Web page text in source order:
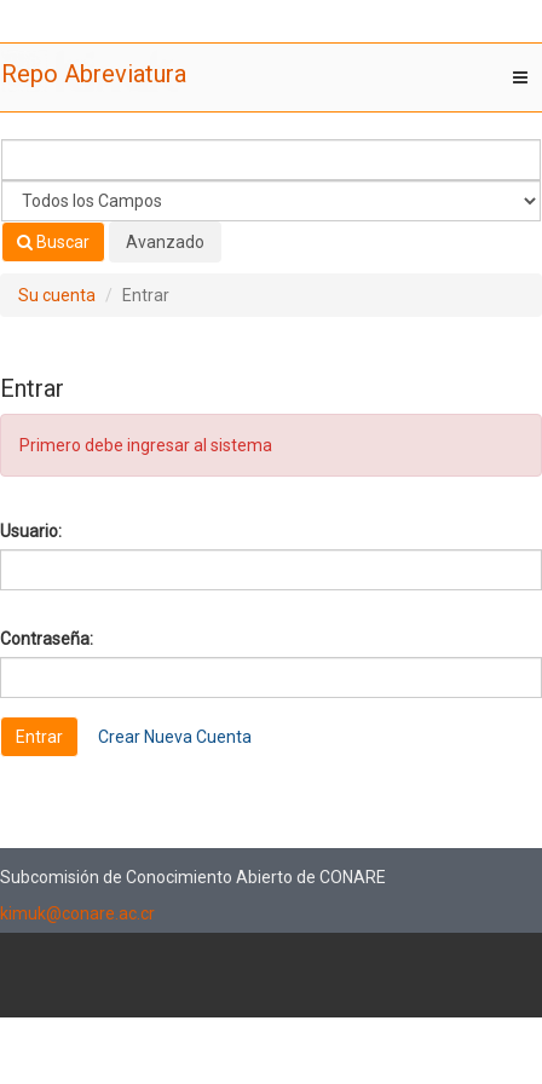
Repo Abreviatura
Buscar Avanzado
Su cuenta Entrar
Entrar
Primero debe ingresar al sistema
Usuario:
Contraseña:
Crear Nueva Cuenta
Subcomisión de Conocimiento Abierto de CONARE
kimuk@conare.ac.cr